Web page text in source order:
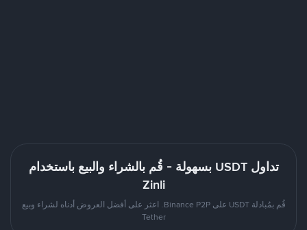
تداول USDT بسهولة - قُم بالشراء والبيع باستخدام
Zinli
قُم بمُبادلة USDT على Binance P2P. اعثر على أفضل العروض أدناه لشراء وبيع
Tether